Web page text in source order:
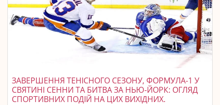
ЗАВЕРШЕННЯ ТЕНІСНОГО СЕЗОНУ, ФОРМУЛА-1 У
СВЯТИНІ СЕННИ ТА БИТВА ЗА НЬЮ-ЙОРК: ОГЛЯД
СПОРТИВНИХ ПОДІЙ НА ЦИХ ВИХІДНИХ.